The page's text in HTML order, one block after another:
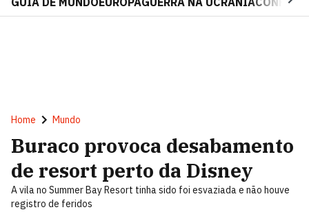
Home Mundo
Buraco provoca desabamento
de resort perto da Disney
A vila no Summer Bay Resort tinha sido foi esvaziada e não houve
registro de feridos